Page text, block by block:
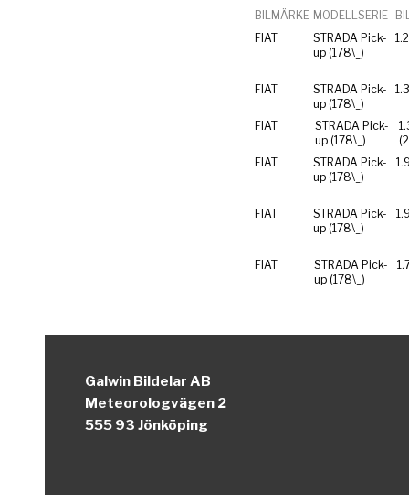
BILMÄRKE MODELLSERIE
FIAT
STRADA Pick-
up (178\_)
1.2
FIAT
STRADA Pick-
up (178\_)
FIAT
STRADA Pick-
up (178\_)
FIAT
STRADA Pick-
up (178\_)
FIAT
STRADA Pick-
up (178\_)
FIAT
STRADA Pick-
up (178\_)
Galwin Bildelar AB
Meteorologvägen 2
555 93 Jönköping